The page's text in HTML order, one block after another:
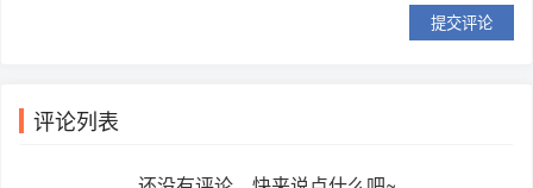
提交评论
评论列表